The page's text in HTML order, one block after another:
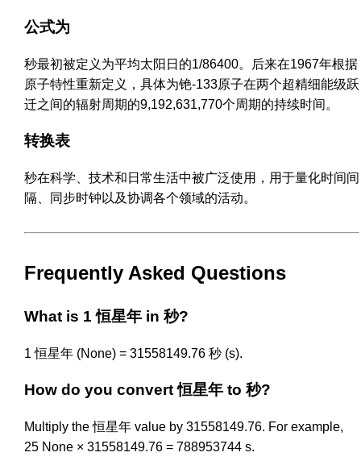
公式为
秒最初被定义为平均太阳日的1/86400。后来在1967年根据
原子特性重新定义，具体为铯-133原子在两个超精细能级跃
迁之间的辐射周期的9,192,631,770个周期的持续时间。
转换表
秒在科学、技术和日常生活中被广泛使用，用于量化时间间
隔、同步时钟以及协调各个领域的活动。
Frequently Asked Questions
What is 1 恒星年 in 秒?
1 恒星年 (None) = 31558149.76 秒 (s).
How do you convert 恒星年 to 秒?
Multiply the 恒星年 value by 31558149.76. For example,
25 None × 31558149.76 = 788953744 s.